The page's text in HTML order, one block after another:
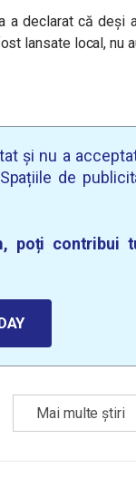
a declarat că deși
lansate local, nu
și nu a
de
poți contribui
Mai multe știri